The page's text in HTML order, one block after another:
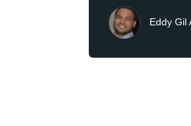
Eddy Gil